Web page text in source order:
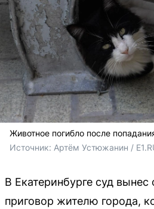
Животное погибло после
Источник: Артём Устюжанин /
В Екатеринбурге суд
приговор жителю города,